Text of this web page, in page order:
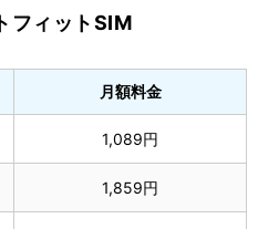
ィットSIM
月額料金
1,089円
1,859円